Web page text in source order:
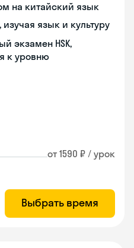
на китайский язык
язык и культуру
экзамен HSK,
к уровню
от 1590 ₽ / урок
Выбрать время